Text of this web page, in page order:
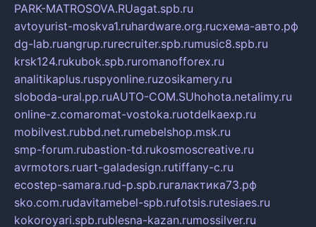
PARK-MATROSOVA.RUagat.spb.ru
avtoyurist-moskva1.ruhardware.org.ruсхема-авто.рф
dg-lab.ruangrup.rurecruiter.spb.rumusic8.spb.ru
krsk124.rukubok.spb.ruromanofforex.ru
analitikaplus.ruspyonline.ruzosikamery.ru
sloboda-ural.pp.ruAUTO-COM.SUhohota.netalimy.ru
online-z.comaromat-vostoka.ruotdelkaexp.ru
mobilvest.rubbd.net.rumebelshop.msk.ru
smp-forum.rubastion-td.rukosmoscreative.ru
avrmotors.ruart-galadesign.rutiffany-c.ru
ecostep-samara.rud-p.spb.ruгалактика73.рф
sko.com.rudavitamebel-spb.rufotsis.rutesiaes.ru
kokoroyari.spb.rublesna-kazan.rumossilver.ru